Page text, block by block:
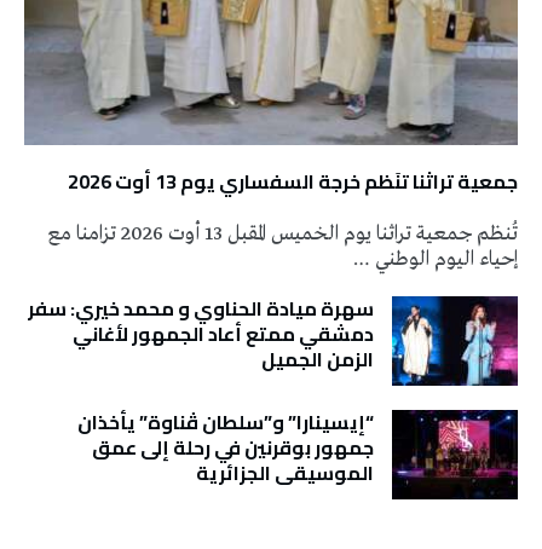
جمعية تراثنا تنَظم خرجة السفساري يوم 13 أوت 2026
تُنظم جمعية تراثنا يوم الخميس المقبل 13 أوت 2026 تزامنا مع
إحياء اليوم الوطني …
سهرة ميادة الحناوي و محمد خيري: سفر
دمشقي ممتع أعاد الجمهور لأغاني
الزمن الجميل
“إيسينارا” و”سلطان ڤناوة” يأخذان
جمهور بوقرنين في رحلة إلى عمق
الموسيقى الجزائرية